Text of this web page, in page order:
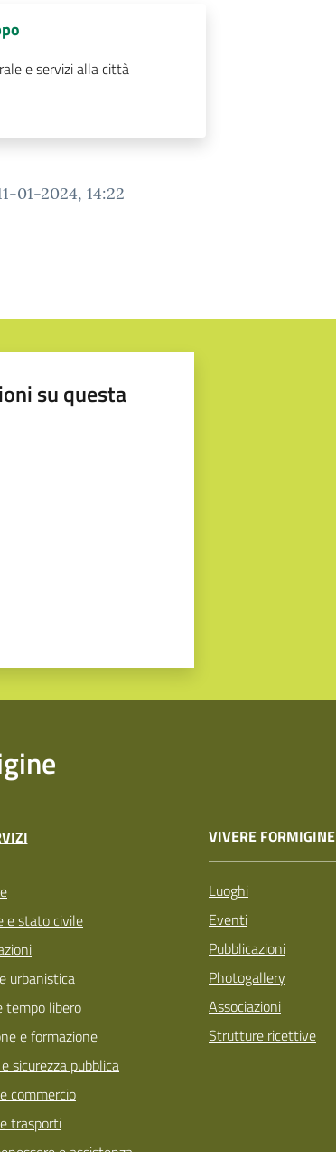
e servizi alla città
01-2024, 14:22
su questa
e stato civile
urbanistica
tempo libero
e formazione
sicurezza pubblica
commercio
trasporti
VIVERE FORMIGINE
Luoghi
Eventi
Pubblicazioni
Photogallery
Associazioni
Strutture ricettive